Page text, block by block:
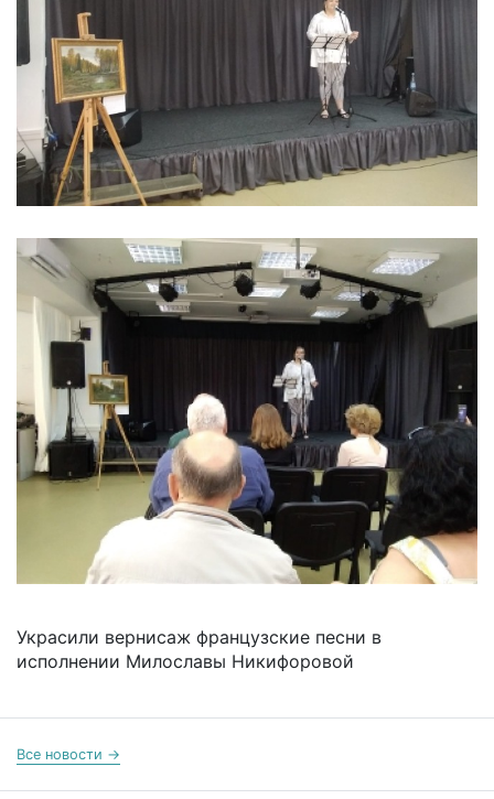
Украсили вернисаж французские песни в
исполнении Милославы Никифоровой
Все новости →